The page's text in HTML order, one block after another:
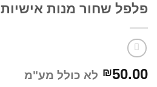
פלפל שחור מנות אישיות
₪50.00 לא כולל מע"מ